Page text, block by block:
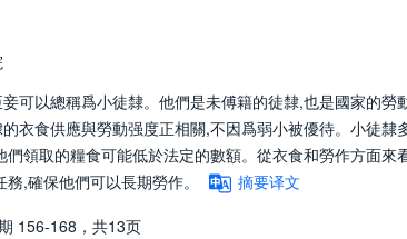
可以總稱爲小徒隸。他們是未傅籍的徒隸,也是國家的
衣食供應與勞動强度正相關,不因爲弱小被優待。小徒
們領取的糧食可能低於法定的數額。從衣食和勞作方面
,確保他們可以長期勞作。
摘要译文
156-168， 共13页